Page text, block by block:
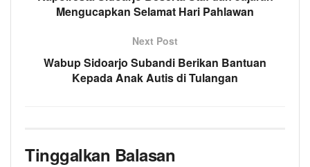
Mengucapkan Selamat Hari Pahlawan
Next Post
Wabup Sidoarjo Subandi Berikan Bantuan
Kepada Anak Autis di Tulangan
Tinggalkan Balasan